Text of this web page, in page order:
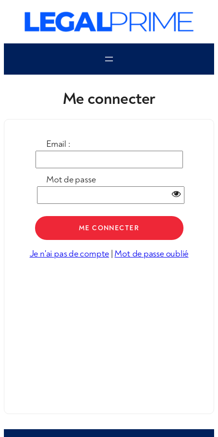
contenu
Me connecter
Email :
Mot de passe
Je n'ai pas de compte | Mot de passe oublié